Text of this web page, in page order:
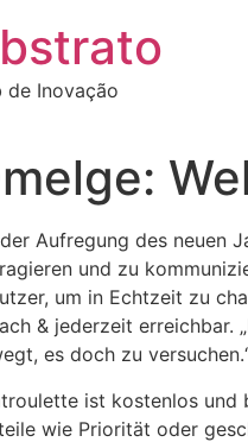
de Inovação
Aufregung des neuen
und zu
um in Echtzeit zu
& jederzeit erreichbar.
es doch zu
ist kostenlos und
wie Priorität oder